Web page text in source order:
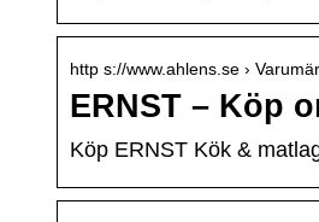
http s://www.ahlens.se ›
ERNST – Köp
Köp ERNST Kök &